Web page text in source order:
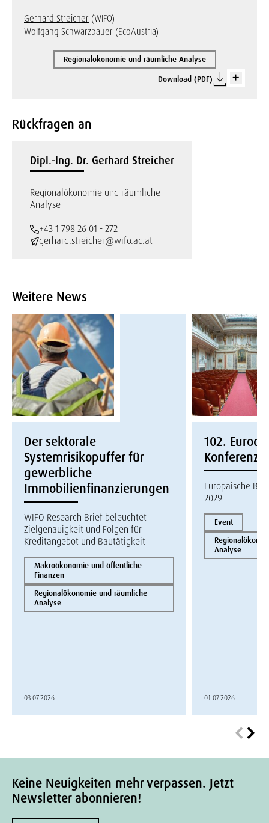
Gerhard Streicher (WIFO)
Wolfgang Schwarzbauer (EcoAustria)
Regionalökonomie und räumliche Analyse
Download (PDF)
Rückfragen an
Dipl.-Ing. Dr. Gerhard Streicher
Regionalökonomie und räumliche
Analyse
+43 1 798 26 01 - 272
gerhard.streicher@wifo.ac.at
Weitere News
Der sektorale
Systemrisikopuffer für
gewerbliche
Immobilienfinanzierungen
WIFO Research Brief beleuchtet
Zielgenauigkeit und Folgen für
Kreditangebot und Bautätigkeit
Makroökonomie und öffentliche
Finanzen
Regionalökonomie und räumliche
Analyse
03.07.2026
102.
Konferenz
Europäische
2029
Event
Analyse
01.07.2026
Keine Neuigkeiten mehr verpassen. Jetzt
Newsletter abonnieren!